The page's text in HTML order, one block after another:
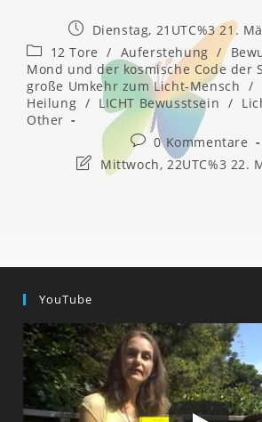
Beitrag
veröffentlicht:
Dienstag, 21UTC%3 21.
Beitrags-
Kategorie:
12 Tore / Auferstehung /
Mond und der kosmische Code der
große Umkehr zum Licht-Mensch /
Heilung / LICHT Bewusstsein /
Other
Beitrags-
Kommentare:
0 Kommentare
Beitrag
zuletzt
Mittwoch, 22UTC%3 22.
YouTube